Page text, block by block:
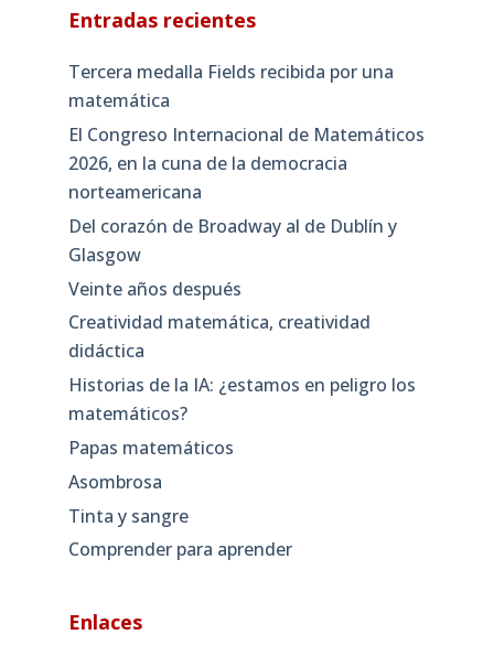
Entradas recientes
Tercera medalla Fields recibida por una
matemática
El Congreso Internacional de Matemáticos
2026, en la cuna de la democracia
norteamericana
Del corazón de Broadway al de Dublín y
Glasgow
Veinte años después
Creatividad matemática, creatividad
didáctica
Historias de la IA: ¿estamos en peligro los
matemáticos?
Papas matemáticos
Asombrosa
Tinta y sangre
Comprender para aprender
Enlaces